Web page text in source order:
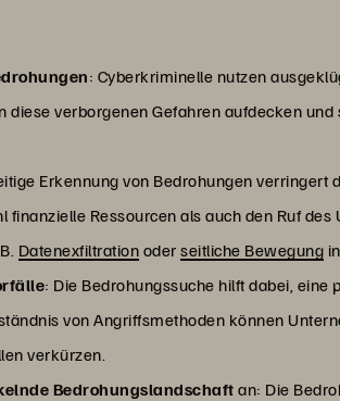
: Cyberkriminelle nutzen
diese verborgenen Gefahren aufdecken
Erkennung von Bedrohungen
finanzielle Ressourcen als auch den Ruf
Datenexfiltration oderseitliche Bewegung
: Die Bedrohungssuche hilft dabei,
von Angriffsmethoden können
verkürzen.
Bedrohungslandschaft an: Die